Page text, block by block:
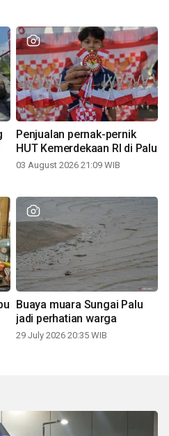
Penjualan pernak-pernik
HUT Kemerdekaan RI di Palu
03 August 2026 21:09 WIB
Buaya muara Sungai Palu
jadi perhatian warga
29 July 2026 20:35 WIB